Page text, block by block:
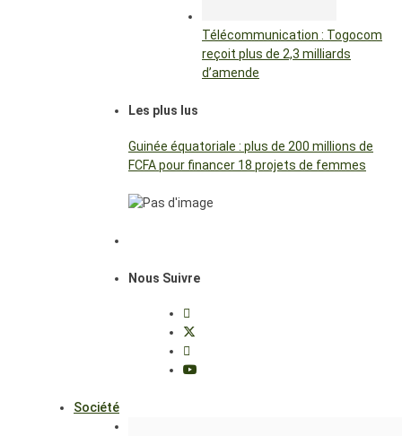
Télécommunication : Togocom
reçoit plus de 2,3 milliards
d’amende
Les plus lus
Guinée équatoriale : plus de 200 millions de
FCFA pour financer 18 projets de femmes
Nous Suivre
Société